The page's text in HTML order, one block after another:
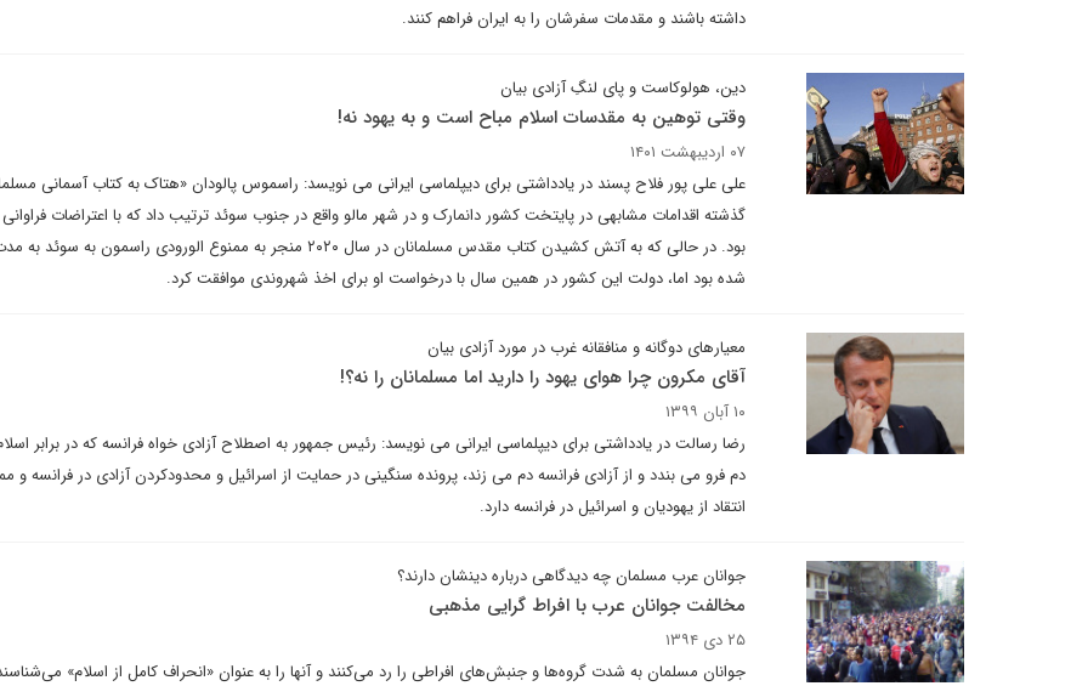
داشته باشند و مقدمات سفرشان را به ایران فراهم کنند.
دین، هولوکاست و پای لنگِ آزادی بیان
وقتی توهین به مقدسات اسلام مباح است و به یهود نه!
۰۷ اردیبهشت ۱۴۰۱
علی علی پور فلاح پسند در یادداشتی برای دیپلماسی ایرانی می نویسد: راسموس پالودان «هتاک به کتاب آسمانی
گذشته اقدامات مشابهی در پایتخت کشور دانمارک و در شهر مالو واقع در جنوب سوئد ترتیب داد که با اعتراضات
بود. در حالی که به آتش کشیدن کتاب مقدس مسلمانان در سال ۲۰۲۰ منجر به ممنوع الورودی راسمون
شده بود اما، دولت این کشور در همین سال با درخواست او برای اخذ شهروندی موافقت کرد.
معیارهای دوگانه و منافقانه غرب در مورد آزادی بیان
آقای مکرون چرا هوای یهود را دارید اما مسلمانان را نه؟!
۱۰ آبان ۱۳۹۹
رضا رسالت در یادداشتی برای دیپلماسی ایرانی می نویسد: رئیس جمهور به اصطلاح آزادی خواه فرانسه که در برابر
دم فرو می بندد و از آزادی فرانسه دم می زند، پرونده سنگینی در حمایت از اسرائیل و محدودکردن آزادی در فرانسه و
انتقاد از یهودیان و اسرائیل در فرانسه دارد.
جوانان عرب مسلمان چه دیدگاهی درباره دینشان دارند؟
مخالفت جوانان عرب با افراط گرایی مذهبی
۲۵ دی ۱۳۹۴
جوانان مسلمان به شدت گروه‌ها و جنبش‌های افراطی را رد می‌کنند و آنها را به عنوان «انحراف کامل از اسلام»